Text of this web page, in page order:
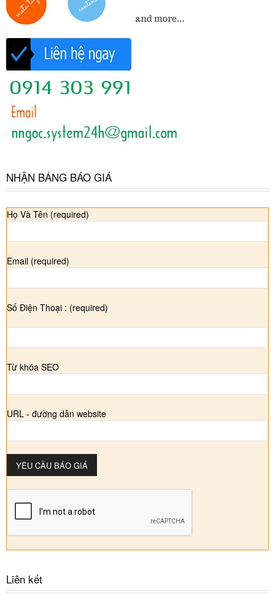
NHẬN BẢNG BÁO GIÁ
Họ Và Tên (required)
Email (required)
Số Điện Thoại : (required)
Từ khóa SEO
URL - đường dẫn website
Liên kết